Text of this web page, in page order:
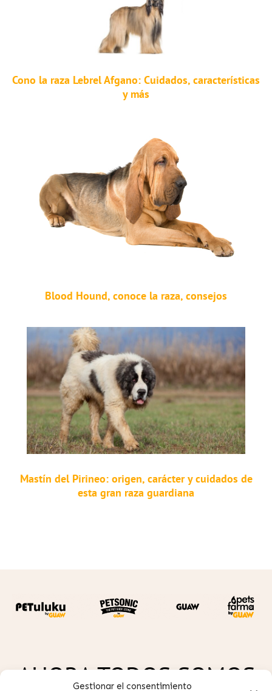
Gestionar el consentimiento
Cono la raza Lebrel Afgano: Cuidados, características
y más
Blood Hound, conoce la raza, consejos
Mastín del Pirineo: origen, carácter y cuidados de
esta gran raza guardiana
AHORA TODOS SOMOS